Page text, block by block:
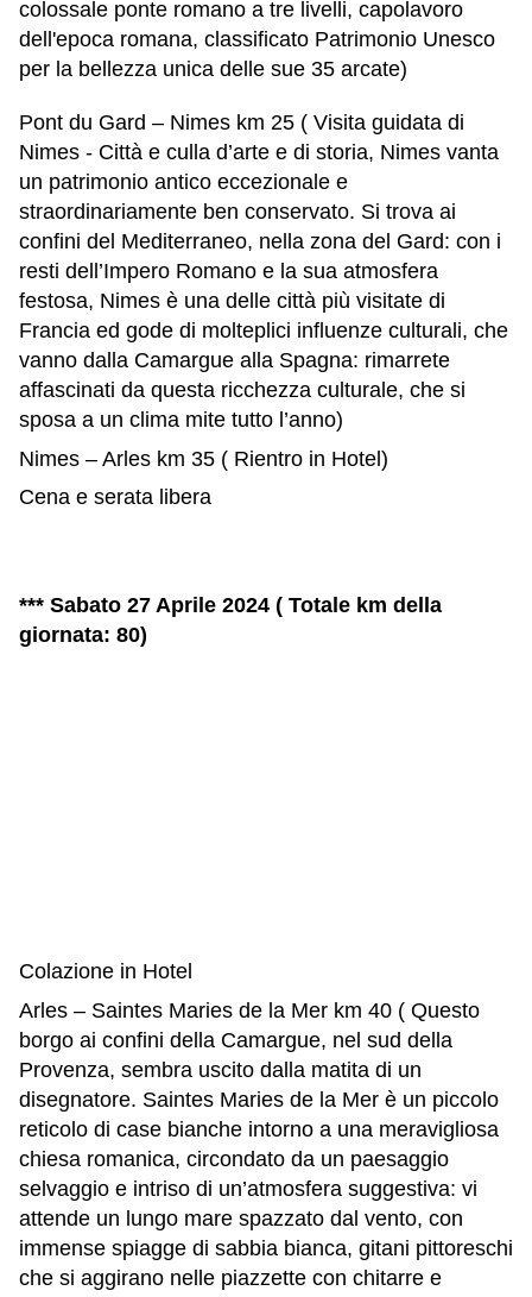
colossale ponte romano a tre livelli, capolavoro
dell'epoca romana, classificato Patrimonio Unesco
per la bellezza unica delle sue 35 arcate)
Pont du Gard – Nimes km 25 ( Visita guidata di
Nimes - Città e culla d’arte e di storia, Nimes vanta
un patrimonio antico eccezionale e
straordinariamente ben conservato. Si trova ai
confini del Mediterraneo, nella zona del Gard: con i
resti dell’Impero Romano e la sua atmosfera
festosa, Nimes è una delle città più visitate di
Francia ed gode di molteplici influenze culturali, che
vanno dalla Camargue alla Spagna: rimarrete
affascinati da questa ricchezza culturale, che si
sposa a un clima mite tutto l’anno)
Nimes – Arles km 35 ( Rientro in Hotel)
Cena e serata libera
*** Sabato 27 Aprile 2024 ( Totale km della
giornata: 80)
Colazione in Hotel
Arles – Saintes Maries de la Mer km 40 ( Questo
borgo ai confini della Camargue, nel sud della
Provenza, sembra uscito dalla matita di un
disegnatore. Saintes Maries de la Mer è un piccolo
reticolo di case bianche intorno a una meravigliosa
chiesa romanica, circondato da un paesaggio
selvaggio e intriso di un’atmosfera suggestiva: vi
attende un lungo mare spazzato dal vento, con
immense spiagge di sabbia bianca, gitani pittoreschi
che si aggirano nelle piazzette con chitarre e